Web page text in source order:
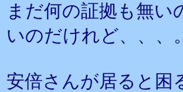
まだ何の証拠も無
いのだけれど、、、。
安倍さんが居ると困